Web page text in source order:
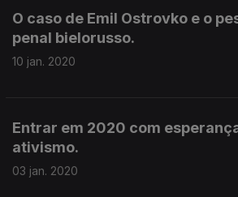
O caso de Emil Ostrovko e o
penal bielorusso.
10 jan. 2020
Entrar em 2020 com
ativismo.
03 jan. 2020